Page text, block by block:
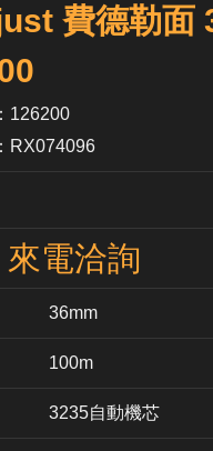
費德勒面
126200
RX074096
來電洽詢
36mm
100m
​3235自動機芯